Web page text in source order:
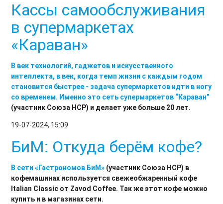
Кассы самообслуживания
в супермаркетах
«Караван»
В век технологий, гаджетов и искусственного
интеллекта, в век, когда темп жизни с каждым годом
становится быстрее - задача супермаркетов идти в ногу
со временем. Именно это сеть супермаркетов “Караван”
(участник Союза НСР) и делает уже больше 20 лет.
19-07-2024, 15:09
БиМ: Откуда берём кофе?
В сети«Гастрономов БиМ» (участник Союза НСР) в
кофемашинах используется свежеобжаренный кофе
Italian Classic от Zavod Coffee. Так же этот кофе можно
купить и в магазинах сети.